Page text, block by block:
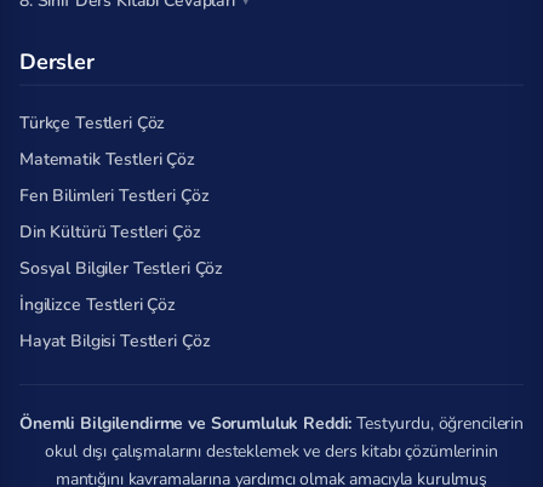
Dersler
Türkçe Testleri Çöz
Matematik Testleri Çöz
Fen Bilimleri Testleri Çöz
Din Kültürü Testleri Çöz
Sosyal Bilgiler Testleri Çöz
İngilizce Testleri Çöz
Hayat Bilgisi Testleri Çöz
Önemli Bilgilendirme ve Sorumluluk Reddi: Testyurdu, öğrencilerin
okul dışı çalışmalarını desteklemek ve ders kitabı çözümlerinin
mantığını kavramalarına yardımcı olmak amacıyla kurulmuş